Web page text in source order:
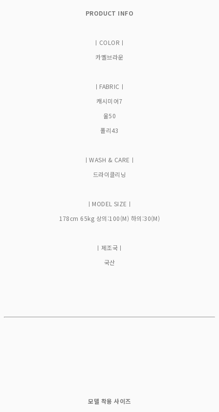
PRODUCT INFO
ㅣCOLORㅣ
카멜브라운
ㅣFABRICㅣ
캐시미어7
울50
폴리43
ㅣWASH & CAREㅣ
드라이클리닝
ㅣMODEL SIZEㅣ
178cm 65kg 상의:100(M) 하의:30(M)
ㅣ제조국ㅣ
국산
모델 착용 사이즈